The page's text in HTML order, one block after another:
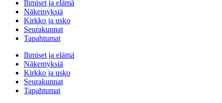
Ihmiset ja elämä
Näkemyksiä
Kirkko ja usko
Seurakunnat
Tapahtumat
Ihmiset ja elämä
Näkemyksiä
Kirkko ja usko
Seurakunnat
Tapahtumat